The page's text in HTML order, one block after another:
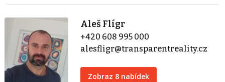
Aleš Flígr
+420 608 995 000
alesfligr@transparentreality.cz
Zobraz 8 nabídek